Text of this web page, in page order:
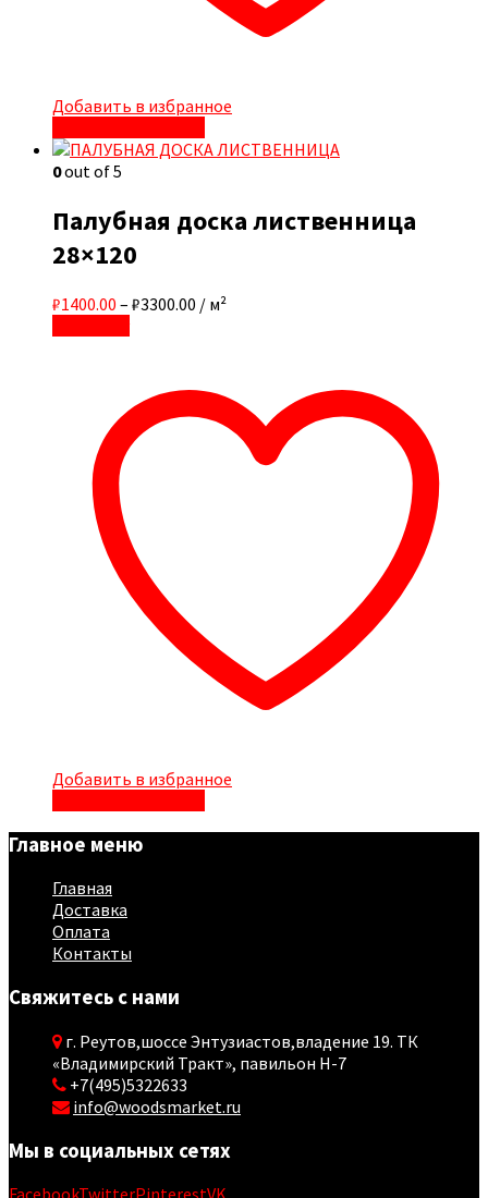
Добавить в избранное
0out of 5
Палубная доска лиственница
28×120
₽1400.00 – ₽3300.00 / м²
Добавить в избранное
Главное меню
Главная
Доставка
Оплата
Контакты
Свяжитесь с нами
г. Реутов,шоссе Энтузиастов,владение 19. ТК
«Владимирский Тракт», павильон Н-7
+7(495)5322633
info@woodsmarket.ru
Мы в социальных сетях